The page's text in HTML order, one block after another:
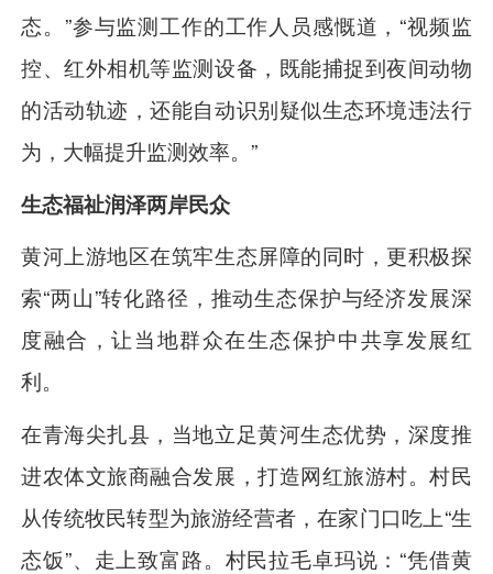
态。”参与监测工作的工作人员感慨道，“视频监
控、红外相机等监测设备，既能捕捉到夜间动物
的活动轨迹，还能自动识别疑似生态环境违法行
为，大幅提升监测效率。”
生态福祉润泽两岸民众
黄河上游地区在筑牢生态屏障的同时，更积极探
索“两山”转化路径，推动生态保护与经济发展深
度融合，让当地群众在生态保护中共享发展红
利。
在青海尖扎县，当地立足黄河生态优势，深度推
进农体文旅商融合发展，打造网红旅游村。村民
从传统牧民转型为旅游经营者，在家门口吃上“生
态饭”、走上致富路。村民拉毛卓玛说：“凭借黄